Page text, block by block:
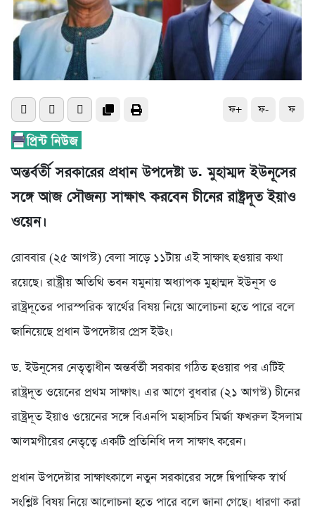
ফ+ ফ- ফ
অন্তর্বর্তী সরকারের প্রধান উপদেষ্টা ড. মুহাম্মদ ইউনূসের
সঙ্গে আজ সৌজন্য সাক্ষাৎ করবেন চীনের রাষ্ট্রদূত ইয়াও
ওয়েন।
রোববার (২৫ আগস্ট) বেলা সাড়ে ১১টায় এই সাক্ষাৎ হওয়ার কথা
রয়েছে। রাষ্ট্রীয় অতিথি ভবন যমুনায় অধ্যাপক মুহাম্মদ ইউনূস ও
রাষ্ট্রদূতের পারস্পরিক স্বার্থের বিষয় নিয়ে আলোচনা হতে পারে বলে
জানিয়েছে প্রধান উপদেষ্টার প্রেস ইউং।
ড. ইউনূসের নেতৃত্বাধীন অন্তর্বর্তী সরকার গঠিত হওয়ার পর এটিই
রাষ্ট্রদূত ওয়েনের প্রথম সাক্ষাৎ। এর আগে বুধবার (২১ আগস্ট) চীনের
রাষ্ট্রদূত ইয়াও ওয়েনের সঙ্গে বিএনপি মহাসচিব মির্জা ফখরুল ইসলাম
আলমগীরের নেতৃত্বে একটি প্রতিনিধি দল সাক্ষাৎ করেন।
প্রধান উপদেষ্টার সাক্ষাৎকালে নতুন সরকারের সঙ্গে দ্বিপাক্ষিক স্বার্থ
সংশ্লিষ্ট বিষয় নিয়ে আলোচনা হতে পারে বলে জানা গেছে। ধারণা করা